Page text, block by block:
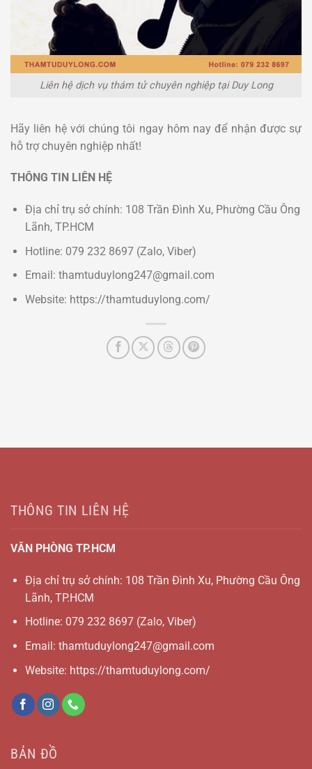
Liên hệ dịch vụ thám tử chuyên nghiệp tại Duy Long
Hãy liên hệ với chúng tôi ngay hôm nay để nhận được sự
hỗ trợ chuyên nghiệp nhất!
THÔNG TIN LIÊN HỆ
Địa chỉ trụ sở chính: 108 Trần Đình Xu, Phường Cầu Ông
Lãnh, TP.HCM
Hotline: 079 232 8697 (Zalo, Viber)
Email: thamtuduylong247@gmail.com
Website: https://thamtuduylong.com/
THÔNG TIN LIÊN HỆ
VĂN PHÒNG TP.HCM
Địa chỉ trụ sở chính: 108 Trần Đình Xu, Phường Cầu Ông
Lãnh, TP.HCM
Hotline: 079 232 8697(Zalo, Viber)
Email: thamtuduylong247@gmail.com
Website: https://thamtuduylong.com/
BẢN ĐỒ